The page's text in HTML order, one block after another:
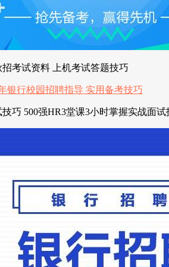
考试资料 上机考试答题技巧
巧 500强HR3堂课3小时掌握实战面试